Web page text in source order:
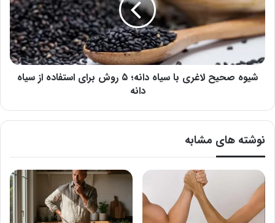
سیاه
دانه؛
۵
برای
استفاده
دانه
شیوه صحیح لاغری با سیاه دانه؛ ۵ روش برای استفاده از سیاه
دانه
نوشته های مشابه